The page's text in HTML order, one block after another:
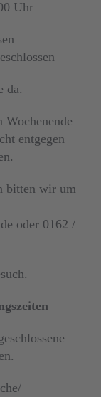
Uhr
da.
Wochenende
entgegen
bitten wir um
oder 0162 /